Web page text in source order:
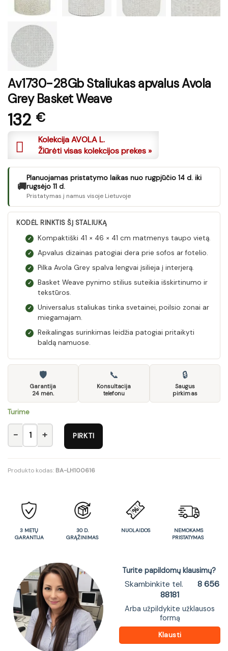
Av1730-28Gb Staliukas apvalus Avola
Grey Basket Weave
132 €
Kolekcija AVOLA L.
Žiūrėti visas kolekcijos prekes »
🚚
Planuojamas pristatymo laikas nuo rugpjūčio 14 d. iki
rugsėjo 11 d.
Pristatymas į namus visoje Lietuvoje
KODĖL RINKTIS ŠĮ STALIUKĄ
✓ Kompaktiški 41 × 46 × 41 cm matmenys taupo vietą.
✓ Apvalus dizainas patogiai dera prie sofos ar fotelio.
✓ Pilka Avola Grey spalva lengvai įsilieja į interjerą.
✓
Basket Weave pynimo stilius suteikia išskirtinumo ir
tekstūros.
✓
Universalus staliukas tinka svetainei, poilsio zonai ar
miegamajam.
✓
Reikalingas surinkimas leidžia patogiai pritaikyti
baldą namuose.
🛡
Garantija
24 mėn.
📞
Konsultacija
telefonu
🔒
Saugus
pirkimas
Turime
produkto kiekis: Av1730-28Gb Staliukas apvalus Avola Grey
PIRKTI
Produkto kodas: BA-LH100616
3 METŲ
GARANTIJA
30 D.
GRĄŽINIMAS
NUOLAIDOS
NEMOKAMS
PRISTATYMAS
Turite papildomų klausimų?
Skambinkite tel.
8 656
88181
Arba užpildykite užklausos
formą
Klausti